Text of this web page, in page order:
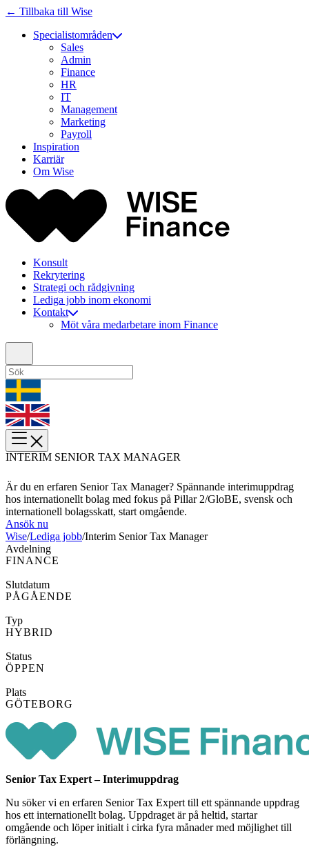
← Tillbaka till Wise
Specialistområden
Sales
Admin
Finance
HR
IT
Management
Marketing
Payroll
Inspiration
Karriär
Om Wise
Konsult
Rekrytering
Strategi och rådgivning
Lediga jobb inom ekonomi
Kontakt
Möt våra medarbetare inom Finance
INTERIM SENIOR TAX MANAGER
Är du en erfaren Senior Tax Manager? Spännande interimuppdrag
hos internationellt bolag med fokus på Pillar 2/GloBE, svensk och
internationell bolagsskatt, start omgående.
Ansök nu
Wise/Lediga jobb/Interim Senior Tax Manager
Avdelning
FINANCE
Slutdatum
PÅGÅENDE
Typ
HYBRID
Status
ÖPPEN
Plats
GÖTEBORG
Senior Tax Expert – Interimuppdrag
Nu söker vi en erfaren Senior Tax Expert till ett spännande uppdrag
hos ett internationellt bolag. Uppdraget är på heltid, startar
omgående och löper initialt i cirka fyra månader med möjlighet till
förlängning.